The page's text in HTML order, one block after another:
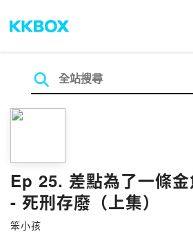
Ep 25. 差點為了一條金
- 死刑存廢（上集）
笨小孩